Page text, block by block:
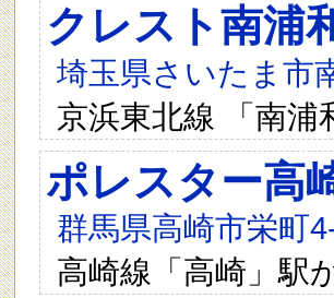
クレスト南浦
埼玉県さいたま市
京浜東北線 「南浦
ポレスター高
群馬県高崎市栄町
高崎線「高崎」駅